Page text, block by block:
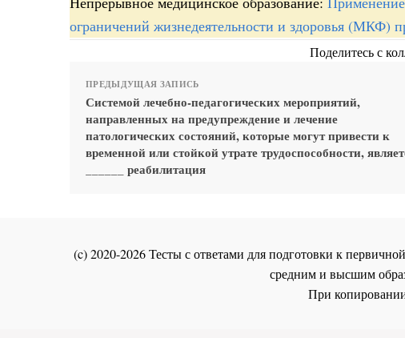
ограничений жизнедеятельности и здоровья (МКФ)
Поделитесь с
ПРЕДЫДУЩАЯ ЗАПИСЬ
Системой лечебно-педагогических мероприятий,
направленных на предупреждение и лечение
патологических состояний, которые могут привести к
временной или стойкой утрате трудоспособности,
______ реабилитация
(c) 2020-2026 Тесты с ответами для подготовки к
средним и высшим
При